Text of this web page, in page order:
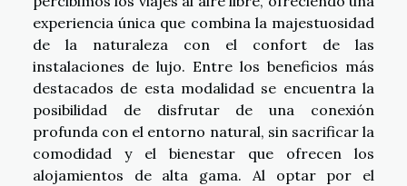
experiencia única que combina la majestuosidad
de la naturaleza con el confort de las
instalaciones de lujo. Entre los beneficios más
destacados de esta modalidad se encuentra la
posibilidad de disfrutar de una conexión
profunda con el entorno natural, sin sacrificar la
comodidad y el bienestar que ofrecen los
alojamientos de alta gama. Al optar por el